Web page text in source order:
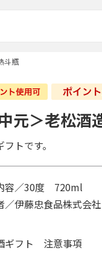
斗瓶
元＞老松
トです。
容／30度 720ml
伊藤忠食品株式会社
ギフト 注意事項